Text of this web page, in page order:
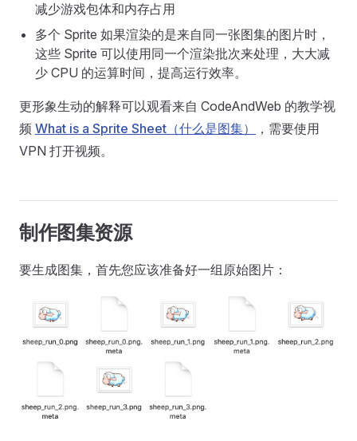
减少游戏包体和内存占用
多个 Sprite 如果渲染的是来自同一张图集的图片时，
这些 Sprite 可以使用同一个渲染批次来处理，大大减
少 CPU 的运算时间，提高运行效率。
更形象生动的解释可以观看来自 CodeAndWeb 的教学视
频 What is a Sprite Sheet（什么是图集）
，需要使用
VPN 打开视频。
制作图集资源
要生成图集，首先您应该准备好一组原始图片：